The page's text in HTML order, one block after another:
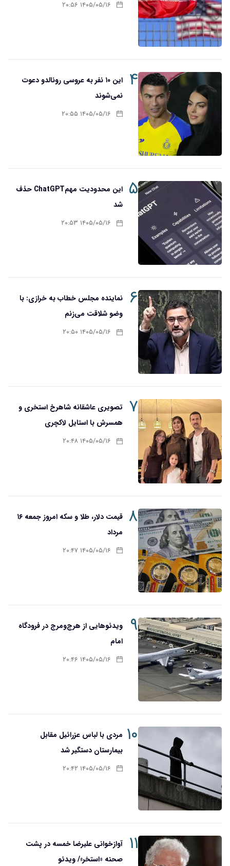
۱۴۰۵/۰۵/۱۶ ۲۰:۵۶
۴
این ۱۰ نفر به عروسی رونالدو دعوت
نمی‌شوند
۱۴۰۵/۰۵/۱۶ ۲۰:۵۵
۵
این محدودیت مهمChatGPT حذف
شد
۱۴۰۵/۰۵/۱۶ ۲۰:۵۳
۶
نماینده مجلس خطاب به خرازی: با
وضو شلاقت می‌زنم
۱۴۰۵/۰۵/۱۶ ۲۰:۵۰
۷ تصویری عاشقانه شاهرخ استخری و
همسرش با استایل لاکچری
۱۴۰۵/۰۵/۱۶ ۲۰:۴۸
۸
قیمت دلار، طلا و سکه امروز جمعه ۱۶
مرداد
۱۴۰۵/۰۵/۱۶ ۲۰:۴۷
۹
ویدئوهایی از هرج‌ومرج در فرودگاه
امام
۱۴۰۵/۰۵/۱۶ ۲۰:۴۶
۱۰
مردی با لباس عزرائیل مقابل
بیمارستان دستگیر شد
۱۴۰۵/۰۵/۱۶ ۲۰:۴۲
۱۱
آوازخوانی علیرضا خمسه در پشت
صحنه «استخر»/ ویدئو